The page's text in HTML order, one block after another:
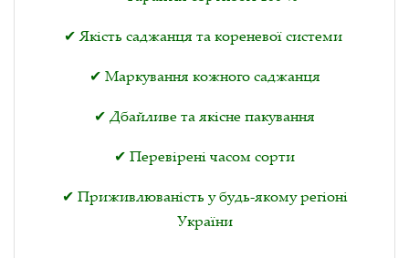
✔ Якість саджанця та кореневої системи
✔ Маркування кожного саджанця
✔ Дбайливе та якісне пакування
✔ Перевірені часом сорти
✔ Приживлюваність у будь-якому регіоні
України